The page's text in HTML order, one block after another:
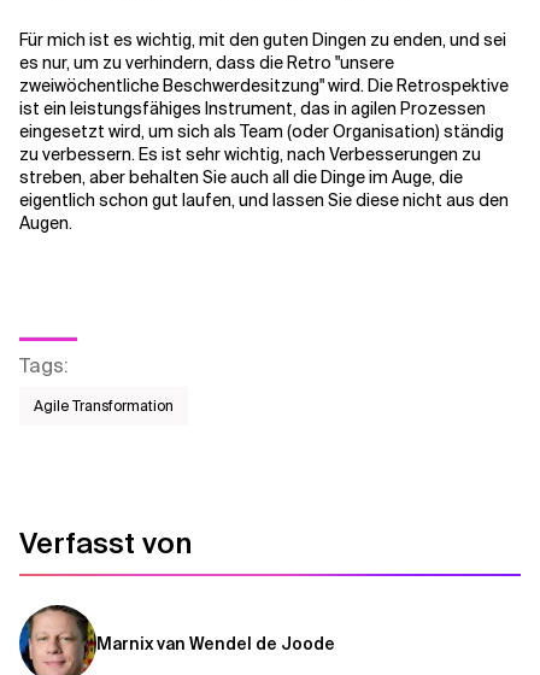
Für mich ist es wichtig, mit den guten Dingen zu enden, und sei
es nur, um zu verhindern, dass die Retro "unsere
zweiwöchentliche Beschwerdesitzung" wird. Die Retrospektive
ist ein leistungsfähiges Instrument, das in agilen Prozessen
eingesetzt wird, um sich als Team (oder Organisation) ständig
zu verbessern. Es ist sehr wichtig, nach Verbesserungen zu
streben, aber behalten Sie auch all die Dinge im Auge, die
eigentlich schon gut laufen, und lassen Sie diese nicht aus den
Augen.
Tags:
Agile Transformation
Verfasst von
Marnix van Wendel de Joode